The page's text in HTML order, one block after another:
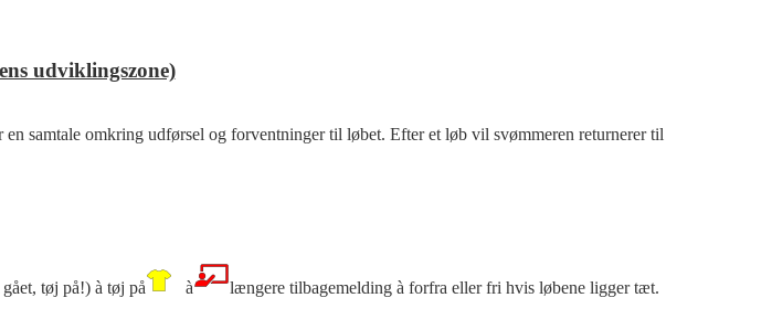
udviklingszone)
samtale omkring udførsel og forventninger til løbet. Efter et løb vil svømmeren returnerer til
tøj på!) à tøj på à længere tilbagemelding à forfra eller fri hvis løbene ligger tæt.